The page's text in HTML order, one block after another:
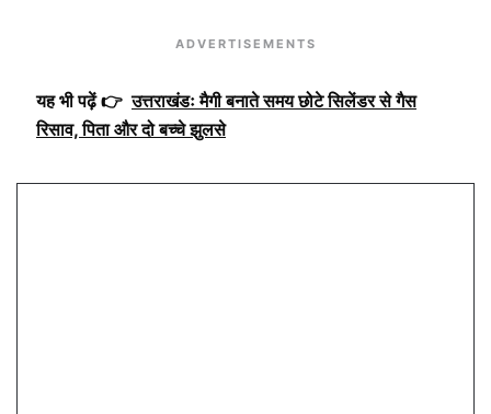
ADVERTISEMENTS
यह भी पढ़ें 👉 उत्तराखंडः मैगी बनाते समय छोटे सिलेंडर से गैस
रिसाव, पिता और दो बच्चे झुलसे